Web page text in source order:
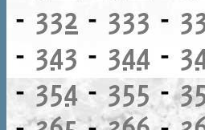
- 332 - 333 -
- 343 - 344 -
-354-355-